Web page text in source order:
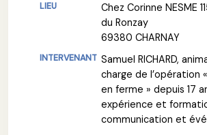
Chez Corinne NESME
du Ronzay
69380 CHARNAY
Samuel RICHARD,
charge de l’opération
en ferme » depuis 17
expérience et
communication et